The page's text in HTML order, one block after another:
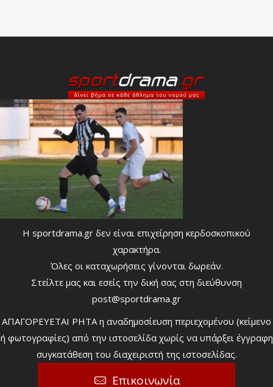
Η sportdrama.gr δεν είναι επιχείρηση κερδοσκοπικού
χαρακτήρα.
Όλες οι καταχωρήσεις γίνονται δωρεάν.
Στείλτε μας και εσείς την δική σας στη διεύθυνση
post@sportdrama.gr
ΑΠΑΓΟΡΕΥΕΤΑΙ ΡΗΤΑ η αναδημοσίευση περιεχομένου (κείμενο
ή φωτογραφίες) από την ιστοσελίδα χωρίς να υπάρξει έγγραφη
συγκατάθεση του διαχειριστή της ιστοσελίδας.
Επικοινωνία